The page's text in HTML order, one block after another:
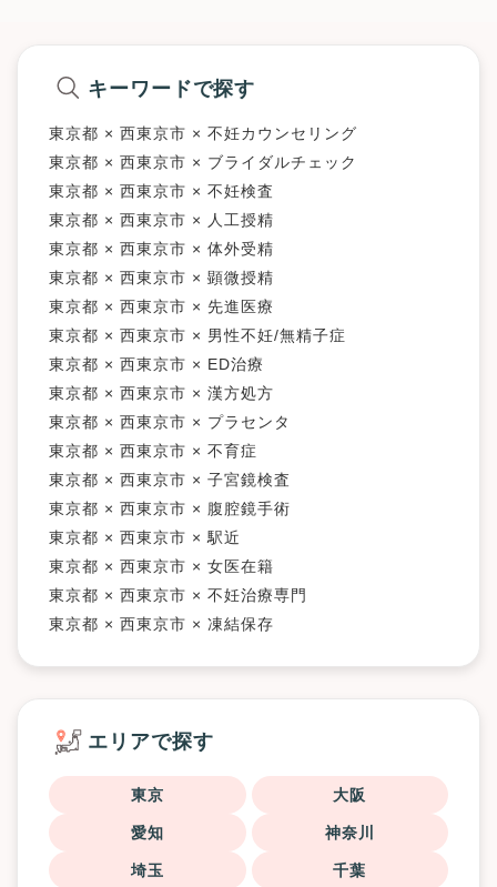
キーワードで探す
東京都 × 西東京市 × 不妊カウンセリング
東京都 × 西東京市 × ブライダルチェック
東京都 × 西東京市 × 不妊検査
東京都 × 西東京市 × 人工授精
東京都 × 西東京市 × 体外受精
東京都 × 西東京市 × 顕微授精
東京都 × 西東京市 × 先進医療
東京都 × 西東京市 × 男性不妊/無精子症
東京都 × 西東京市 × ED治療
東京都 × 西東京市 × 漢方処方
東京都 × 西東京市 × プラセンタ
東京都 × 西東京市 × 不育症
東京都 × 西東京市 × 子宮鏡検査
東京都 × 西東京市 × 腹腔鏡手術
東京都 × 西東京市 × 駅近
東京都 × 西東京市 × 女医在籍
東京都 × 西東京市 × 不妊治療専門
東京都 × 西東京市 × 凍結保存
エリアで探す
東京 大阪
愛知 神奈川
埼玉 千葉